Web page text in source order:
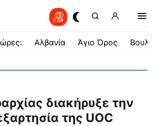
Αλβανία Άγιο Όρος
διακήρυξε την
της UOC